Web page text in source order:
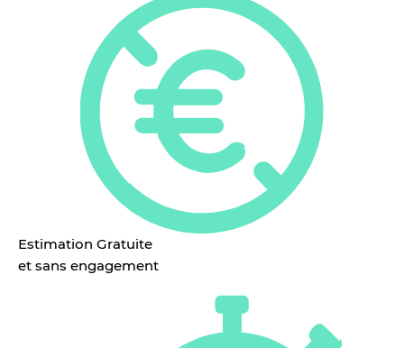
Estimation Gratuite
et sans engagement